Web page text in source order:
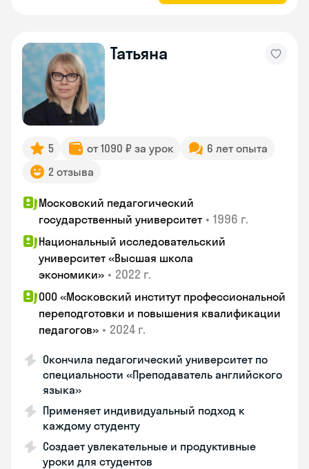
Татьяна
5 от 1090 ₽ за урок
6 лет опыта
2 отзыва
Московский педагогический
государственный университет • 1996 г.
Национальный исследовательский
университет «Высшая школа
экономики» • 2022 г.
ООО «Московский институт профессиональной
переподготовки и повышения квалификации
педагогов» • 2024 г.
Окончила педагогический университет по
специальности «Преподаватель английского
языка»
Применяет индивидуальный подход к
каждому студенту
Создает увлекательные и продуктивные
уроки для студентов